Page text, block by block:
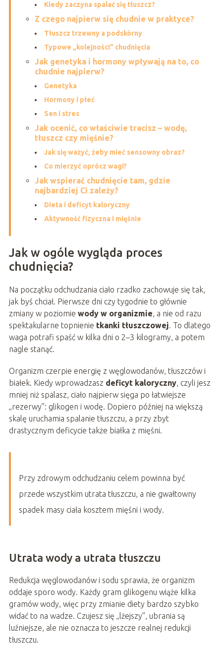
Kiedy zaczyna spalać się tłuszcz?
Z czego najpierw się chudnie w praktyce?
Tłuszcz trzewny a podskórny
Typowe „kolejności” chudnięcia
Jak genetyka i hormony wpływają na to, co
chudnie najpierw?
Genetyka
Hormony i płeć
Sen i stres
Jak ocenić, co właściwie tracisz – wodę,
tłuszcz czy mięśnie?
Jak się ważyć, żeby mieć sensowny obraz?
Co mierzyć oprócz wagi?
Jak wspierać chudnięcie tam, gdzie
najbardziej Ci zależy?
Dieta i deficyt kaloryczny
Aktywność fizyczna i mięśnie
Jak w ogóle wygląda proces
chudnięcia?
Na początku odchudzania ciało rzadko zachowuje się tak,
jak byś chciał. Pierwsze dni czy tygodnie to głównie
zmiany w poziomie wody w organizmie, a nie od razu
spektakularne topnienie tkanki tłuszczowej. To dlatego
waga potrafi spaść w kilka dni o 2–3 kilogramy, a potem
nagle stanąć.
Organizm czerpie energię z węglowodanów, tłuszczów i
białek. Kiedy wprowadzasz deficyt kaloryczny, czyli jesz
mniej niż spalasz, ciało najpierw sięga po łatwiejsze
„rezerwy”: glikogen i wodę. Dopiero później na większą
skalę uruchamia spalanie tłuszczu, a przy zbyt
drastycznym deficycie także białka z mięśni.
Przy zdrowym odchudzaniu celem powinna być
przede wszystkim utrata tłuszczu, a nie gwałtowny
spadek masy ciała kosztem mięśni i wody.
Utrata wody a utrata tłuszczu
Redukcja węglowodanów i sodu sprawia, że organizm
oddaje sporo wody. Każdy gram glikogenu wiąże kilka
gramów wody, więc przy zmianie diety bardzo szybko
widać to na wadze. Czujesz się „lżejszy”, ubrania są
luźniejsze, ale nie oznacza to jeszcze realnej redukcji
tłuszczu.